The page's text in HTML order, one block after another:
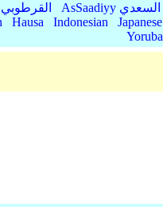
AlQurtubi القرطوبي AsSaadiyy السعدي
Hausa Indonesian Japanese
Yoruba